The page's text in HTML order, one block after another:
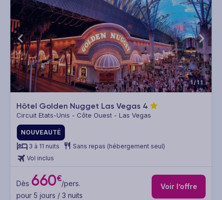
1/11
Hôtel Golden Nugget Las Vegas 4
Circuit Etats-Unis - Côte Ouest - Las Vegas
NOUVEAUTÉ
3 à 11 nuits
Sans repas (hébergement seul)
Vol inclus
Dès 660€/pers.
pour 5 jours / 3 nuits
Voir l’offre